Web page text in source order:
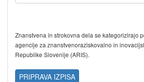
Znanstvena in strokovna dela se kategorizirajo
agencije za znanstvenoraziskovalno in
Republike Slovenije (ARIS).
PRIPRAVA IZPISA